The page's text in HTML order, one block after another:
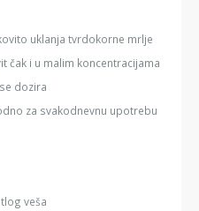
uklanja tvrdokorne mrlje
čak i u malim koncentracijama
dozira
za svakodnevnu upotrebu
veša